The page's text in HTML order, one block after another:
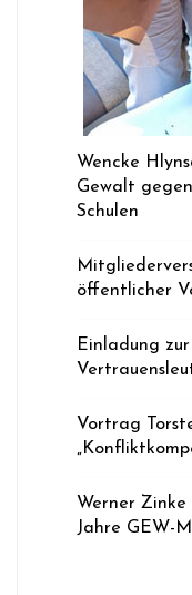
Wencke
Gewalt
Schulen
öffentlicher
Einladung
Vortrag
Werner Zinke
Jahre GEW-